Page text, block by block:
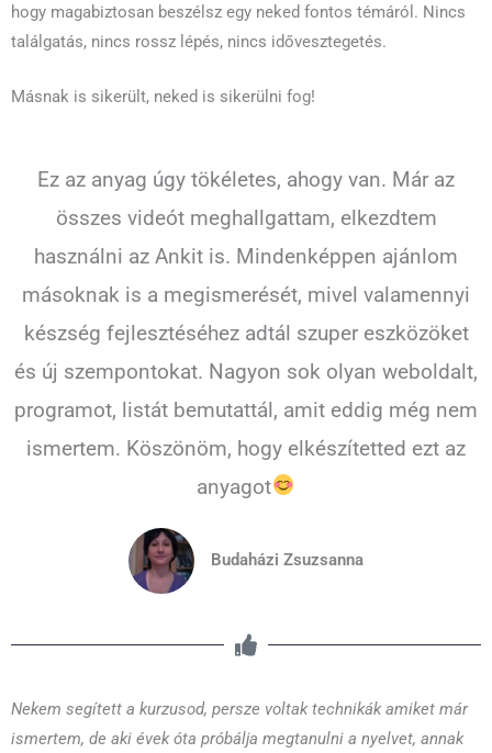
hogy magabiztosan beszélsz egy neked fontos témáról. Nincs
találgatás, nincs rossz lépés, nincs idővesztegetés.
Másnak is sikerült, neked is sikerülni fog!
Ez az anyag úgy tökéletes, ahogy van. Már az
összes videót meghallgattam, elkezdtem
használni az Ankit is. Mindenképpen ajánlom
másoknak is a megismerését, mivel valamennyi
készség fejlesztéséhez adtál szuper eszközöket
és új szempontokat. Nagyon sok olyan weboldalt,
programot, listát bemutattál, amit eddig még nem
ismertem. Köszönöm, hogy elkészítetted ezt az
anyagot
Budaházi Zsuzsanna
Nekem segített a kurzusod, persze voltak technikák amiket már
ismertem, de aki évek óta próbálja megtanulni a nyelvet, annak